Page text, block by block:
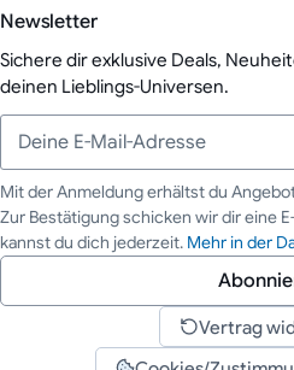
Newsletter
Sichere dir exklusive Deals,
deinen Lieblings-Universen.
Deine E-Mail-Adresse
Mit der Anmeldung erhältst du
Zur Bestätigung schicken wir dir eine
kannst du dich jederzeit. Mehr in der
Vertrag